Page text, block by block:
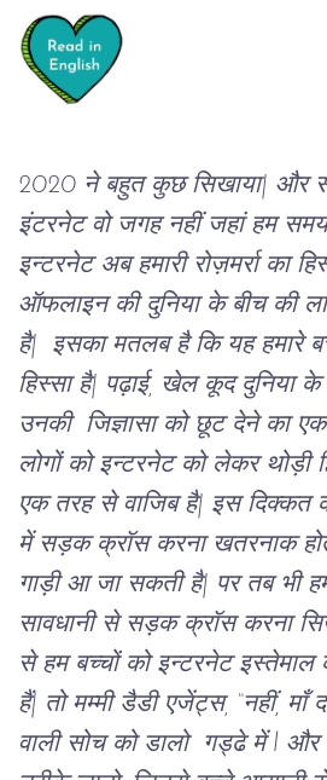
2020 ने बहुत कुछ सिखाया| और
इंटरनेट वो जगह नहीं जहां हम
इन्टरनेट अब हमारी रोज़मर्रा का
ऑफलाइन की दुनिया के बीच की
है|
इसका मतलब है कि यह हमारे
हिस्सा है| पढ़ाई, खेल कूद दुनिया
उनकी जिज्ञासा को छूट देने का एक
लोगों को इन्टरनेट को लेकर थोड़ी
एक तरह से वाजिब है| इस दिक्कत
में सड़क क्रॉस करना खतरनाक
गाड़ी आ जा सकती है| पर तब भी
सावधानी से सड़क क्रॉस करना
से हम बच्चों को इन्टरनेट
हैं| तो मम्मी डैडी एजेंट्स, “नहीं, माँ
वाली सोच को डालो गड्ढे में l